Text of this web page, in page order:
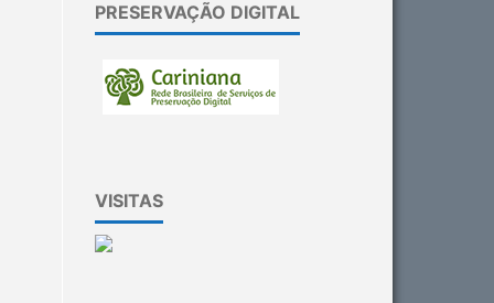
PRESERVAÇÃO DIGITAL
VISITAS